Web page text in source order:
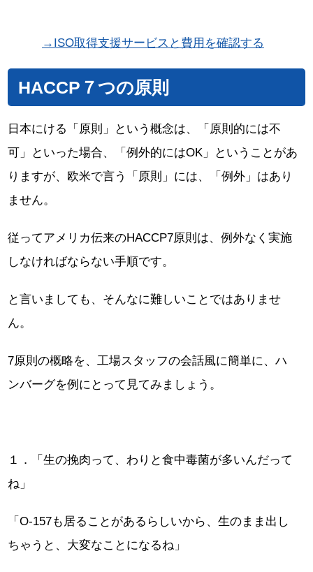
→ISO取得支援サービスと費用を確認する
HACCP７つの原則
日本にける「原則」という概念は、「原則的には不
可」といった場合、「例外的にはOK」ということがあ
りますが、欧米で言う「原則」には、「例外」はあり
ません。
従ってアメリカ伝来のHACCP7原則は、例外なく実施
しなければならない手順です。
と言いましても、そんなに難しいことではありませ
ん。
7原則の概略を、工場スタッフの会話風に簡単に、ハ
ンバーグを例にとって見てみましょう。
１．「生の挽肉って、わりと食中毒菌が多いんだって
ね」
「O-157も居ることがあるらしいから、生のまま出し
ちゃうと、大変なことになるね」